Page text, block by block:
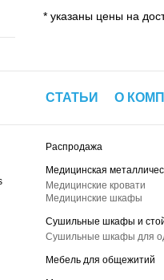
* указаны цены на
СТАТЬИ О
Распродажа
Медицинская
Медицинские кровати
Медицинские шкафы
Сушильные шкафы и
Сушильные шкафы для
Мебель для общежитий